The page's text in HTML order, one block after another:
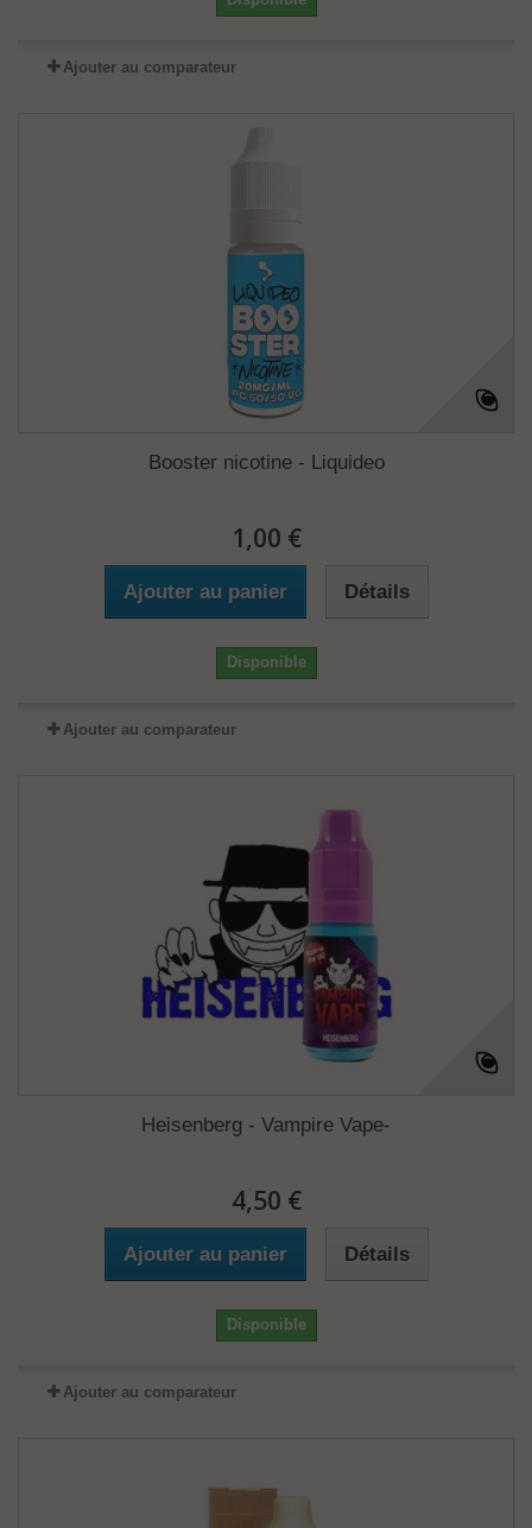
Ajouter au comparateur
Booster nicotine - Liquideo
1,00 €
Ajouter au panier Détails
Disponible
Ajouter au comparateur
Heisenberg - Vampire Vape-
4,50 €
Ajouter au panier Détails
Disponible
Ajouter au comparateur